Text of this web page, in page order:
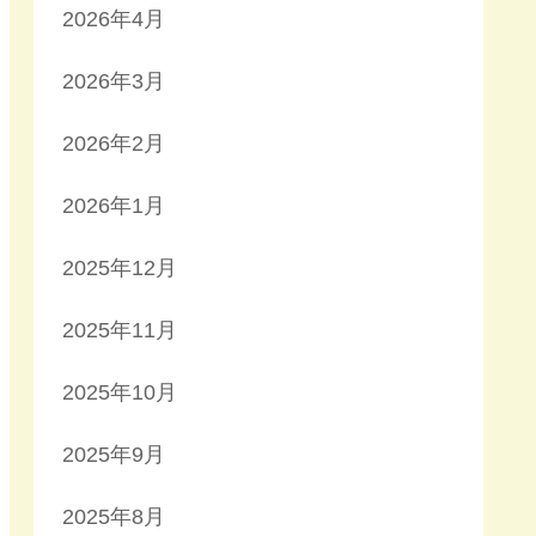
2026年4月
2026年3月
2026年2月
2026年1月
2025年12月
2025年11月
2025年10月
2025年9月
2025年8月